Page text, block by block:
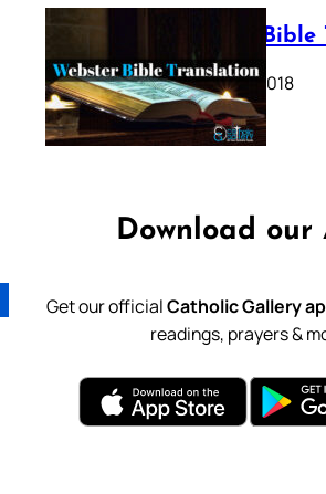
Webster
October 11, 2018
Download our
Get our officialCatholic Gallery
readings, prayers &